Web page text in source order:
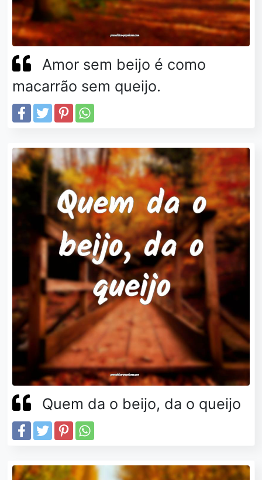
Amor sem beijo é como
macarrão sem queijo.
Quem da o beijo, da o queijo